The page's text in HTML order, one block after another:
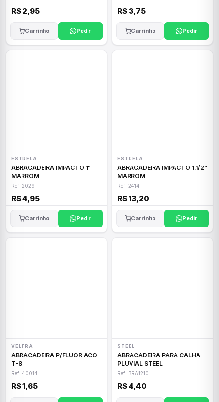
R$ 2,95
Carrinho Pedir
R$ 3,75
Carrinho Pedir
ESTRELA
ABRACADEIRA IMPACTO 1"
MARROM
Ref: 2029
R$ 4,95
Carrinho Pedir
ESTRELA
ABRACADEIRA IMPACTO 1.1/2"
MARROM
Ref: 2414
R$ 13,20
Carrinho Pedir
VELTRA
ABRACADEIRA P/FLUOR ACO
T-8
Ref: 40014
R$ 1,65
STEEL
ABRACADEIRA PARA CALHA
PLUVIAL STEEL
Ref: BRA1210
R$ 4,40